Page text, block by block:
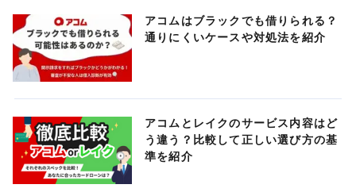
アコムはブラックでも借りられる？
通りにくいケースや対処法を紹介
アコムとレイクのサービス内容はど
う違う？比較して正しい選び方の基
準を紹介